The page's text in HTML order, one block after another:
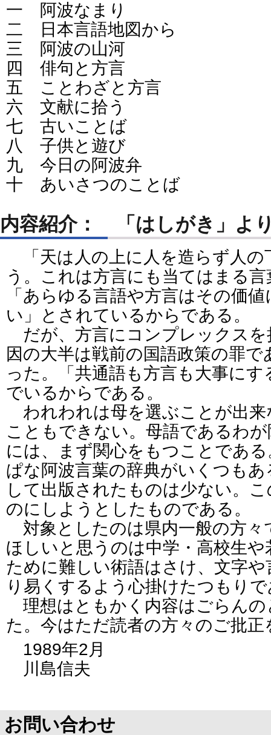
一 阿波なまり
二 日本言語地図から
三 阿波の山河
四 俳句と方言
五 ことわざと方言
六 文献に拾う
七 古いことば
八 子供と遊び
九 今日の阿波弁
十 あいさつのことば
内容紹介： 「はしがき」よ
「天は人の上に人を造らず人の
う。これは方言にも当てはまる
「あらゆる言語や方言はその価
い」とされているからである。
だが、方言にコンプレックスを
因の大半は戦前の国語政策の罪
った。「共通語も方言も大事に
でいるからである。
われわれは母を選ぶことが出来
こともできない。母語であるわ
には、まず関心をもつことであ
ぱな阿波言葉の辞典がいくつも
して出版されたものは少ない。
のにしようとしたものである。
対象としたのは県内一般の方々
ほしいと思うのは中学・高校生
ために難しい術語はさけ、文字
り易くするよう心掛けたつもり
理想はともかく内容はごらん
た。今はただ読者の方々のご批
1989年2月
川島信夫
お問い合わせ